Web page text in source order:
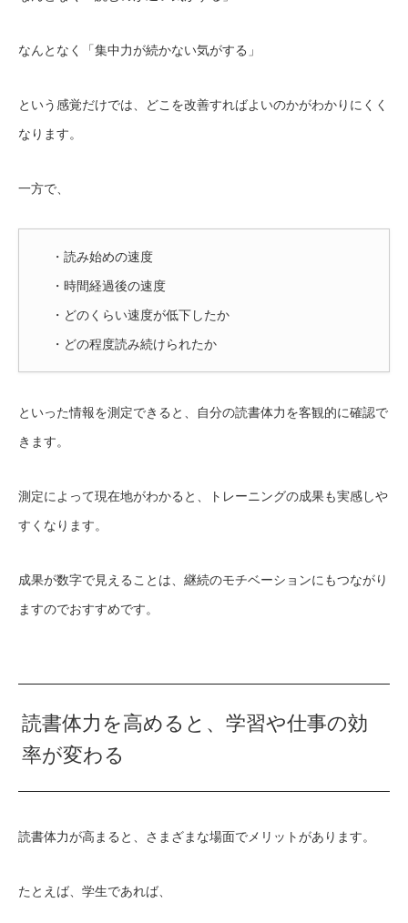
なんとなく「集中力が続かない気がする」
という感覚だけでは、どこを改善すればよいのかがわかりにくく
なります。
一方で、
・読み始めの速度
・時間経過後の速度
・どのくらい速度が低下したか
・どの程度読み続けられたか
といった情報を測定できると、自分の読書体力を客観的に確認で
きます。
測定によって現在地がわかると、トレーニングの成果も実感しや
すくなります。
成果が数字で見えることは、継続のモチベーションにもつながり
ますのでおすすめです。
読書体力を高めると、学習や仕事の効
率が変わる
読書体力が高まると、さまざまな場面でメリットがあります。
たとえば、学生であれば、